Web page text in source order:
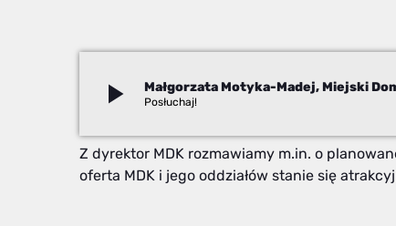
play_arrow Małgorzata Motyka-Madej, Miejski
Z dyrektor MDK rozmawiamy m.in. o
oferta MDK i jego oddziałów stanie się